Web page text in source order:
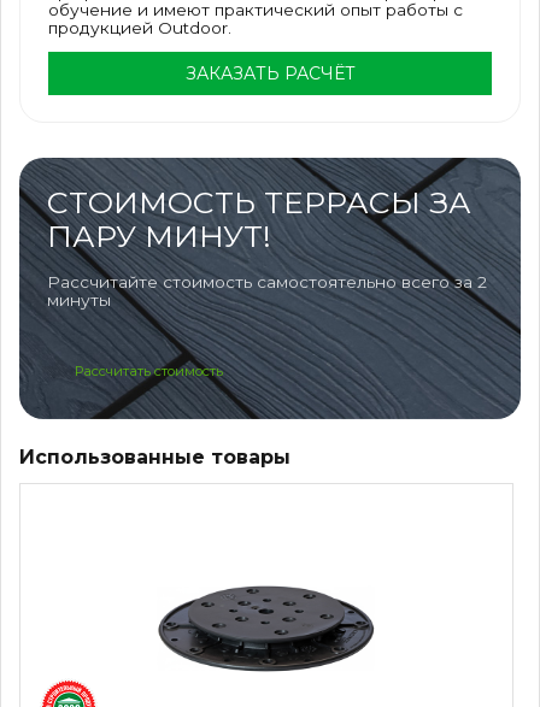
обучение и имеют практический опыт работы с
продукцией Outdoor.
ЗАКАЗАТЬ РАСЧЁТ
СТОИМОСТЬ ТЕРРАСЫ ЗА
ПАРУ МИНУТ!
Рассчитайте стоимость самостоятельно всего за 2
минуты
Рассчитать стоимость
Использованные товары